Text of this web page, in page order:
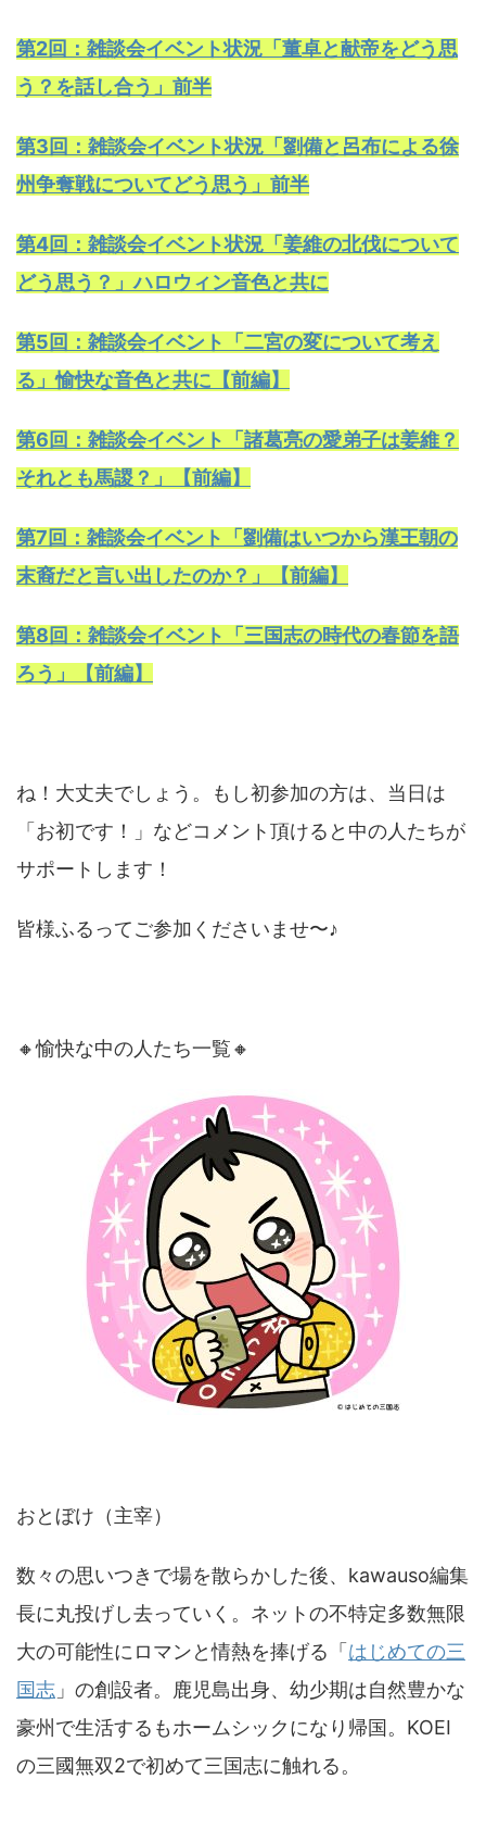
第2回：雑談会イベント状況「董卓と献帝をどう思
う？を話し合う」前半
第3回：雑談会イベント状況「劉備と呂布による徐
州争奪戦についてどう思う」前半
第4回：雑談会イベント状況「姜維の北伐について
どう思う？」ハロウィン音色と共に
第5回：雑談会イベント「二宮の変について考え
る」愉快な音色と共に【前編】
第6回：雑談会イベント「諸葛亮の愛弟子は姜維？
それとも馬謖？」【前編】
第7回：雑談会イベント「劉備はいつから漢王朝の
末裔だと言い出したのか？」【前編】
第8回：雑談会イベント「三国志の時代の春節を語
ろう」【前編】
ね！大丈夫でしょう。もし初参加の方は、当日は
「お初です！」などコメント頂けると中の人たちが
サポートします！
皆様ふるってご参加くださいませ〜♪
🔸愉快な中の人たち一覧🔸
おとぼけ（主宰）
数々の思いつきで場を散らかした後、kawauso編集
長に丸投げし去っていく。ネットの不特定多数無限
大の可能性にロマンと情熱を捧げる「 はじめての三
国志 」の創設者。鹿児島出身、幼少期は自然豊かな
豪州で生活するもホームシックになり帰国。KOEI
の三國無双2で初めて三国志に触れる。